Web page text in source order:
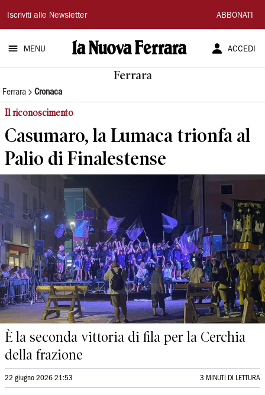
La
Nuova
Ferrara
Iscriviti alle Newsletter ABBONATI
MENU ACCEDI
Ferrara
Ferrara Cronaca
Il riconoscimento
Casumaro, la Lumaca trionfa al
Palio di Finalestense
È la seconda vittoria di fila per la Cerchia
della frazione
22 giugno 2026 21:53 3 MINUTI DI LETTURA